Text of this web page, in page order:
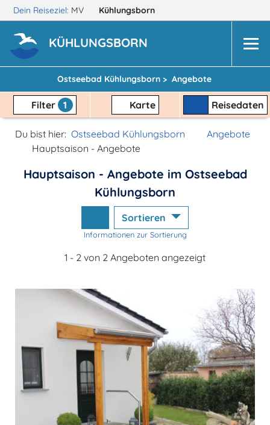
Dein Reiseziel: MV Kühlungsborn
KÜHLUNGSBORN
Ostseebad Kühlungsborn > Angebote
Filter 1 Karte Reisedaten
Du bist hier: Ostseebad Kühlungsborn
Angebote
Hauptsaison - Angebote
Hauptsaison - Angebote im Ostseebad
Kühlungsborn
Sortieren
Informationen zur Sortierung
1 - 2 von 2 Angeboten angezeigt